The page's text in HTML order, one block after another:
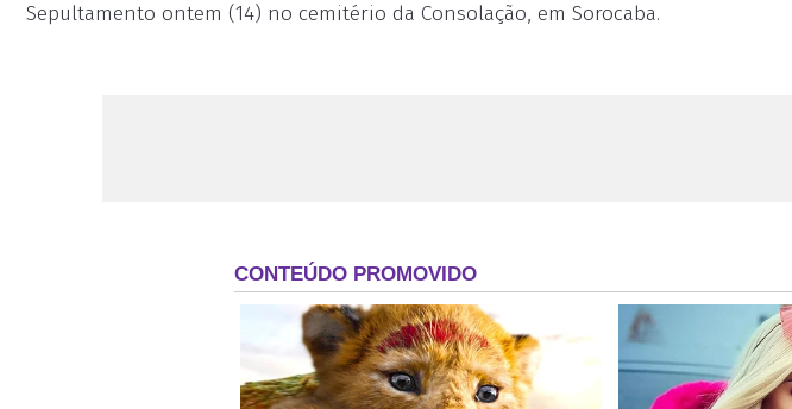
Sepultamento ontem (14) no cemitério da Consolação, em Sorocaba.